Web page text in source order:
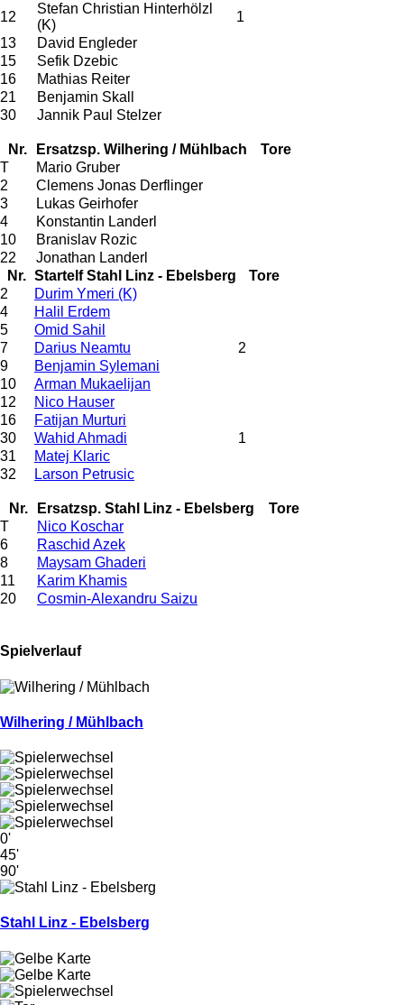
12
Stefan Christian Hinterhölzl
(K)
1
13
David Engleder
15
Sefik Dzebic
16
Mathias Reiter
21
Benjamin Skall
30
Jannik Paul Stelzer
Nr. Ersatzsp. Wilhering / Mühlbach
Tore
T
Mario Gruber
2
Clemens Jonas Derflinger
3
Lukas Geirhofer
4
Konstantin Landerl
10
Branislav Rozic
22
Jonathan Landerl
Nr. Startelf Stahl Linz - Ebelsberg
Tore
2
Durim Ymeri (K)
4
Halil Erdem
5
Omid Sahil
7
Darius Neamtu
2
9
Benjamin Sylemani
10
Arman Mukaelijan
12
Nico Hauser
16
Fatijan Murturi
30
Wahid Ahmadi
1
31
Matej Klaric
32
Larson Petrusic
Nr. Ersatzsp. Stahl Linz - Ebelsberg
Tore
T
Nico Koschar
6
Raschid Azek
8
Maysam Ghaderi
11
Karim Khamis
20
Cosmin-Alexandru Saizu
Spielverlauf
Wilhering / Mühlbach
0'
45'
90'
Stahl Linz - Ebelsberg